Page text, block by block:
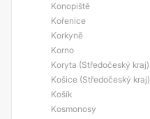
Konopiště
Kořenice
Korkyně
Korno
Koryta (Středočeský kraj)
Košice (Středočeský kraj)
Košík
Kosmonosy